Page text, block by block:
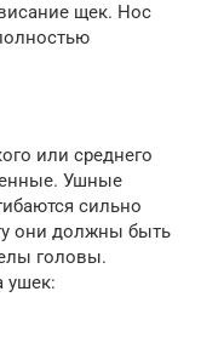
щек. Нос
или среднего
Ушные
сильно
они должны быть
головы.
ушек: